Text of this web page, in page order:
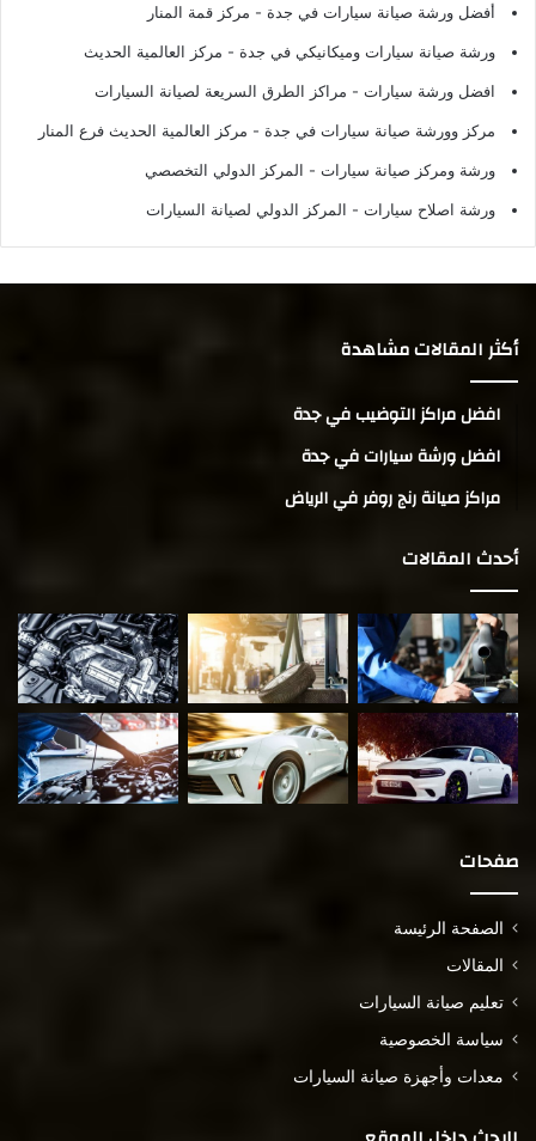
أفضل ورشة صيانة سيارات في جدة - مركز قمة المنار
ورشة صيانة سيارات وميكانيكي في جدة - مركز العالمية الحديث
افضل ورشة سيارات - مراكز الطرق السريعة لصيانة السيارات
مركز وورشة صيانة سيارات في جدة - مركز العالمية الحديث فرع المنار
ورشة ومركز صيانة سيارات - المركز الدولي التخصصي
ورشة اصلاح سيارات - المركز الدولي لصيانة السيارات
أكثر المقالات مشاهدة
افضل مراكز التوضيب في جدة
افضل ورشة سيارات في جدة
مراكز صيانة رنج روفر في الرياض
أحدث المقالات
صفحات
الصفحة الرئيسة
المقالات
تعليم صيانة السيارات
سياسة الخصوصية
معدات وأجهزة صيانة السيارات